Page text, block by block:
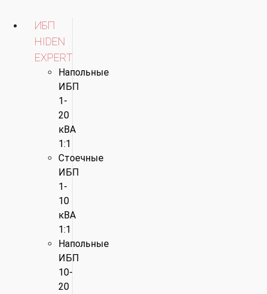
ИБП
HIDEN
EXPERT
Напольные
ИБП
1-
20
кВА
1:1
Стоечные
ИБП
1-
10
кВА
1:1
Напольные
ИБП
10-
20